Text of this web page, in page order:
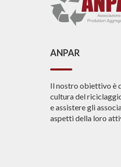
ANPAR
Il nostro obiettivo è
cultura del
e assistere gli
aspetti della loro